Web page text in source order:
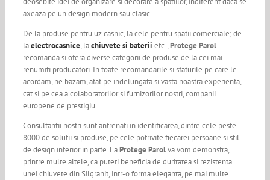
axeaza pe un design modern sau clasic.
De la produse pentru uz casnic, la cele pentru spatii comerciale; de
laelectrocasnice, lachiuvete si baterii etc.,Protege Parol
recomanda si ofera diverse categorii de produse de la cei mai
renumiti producatori. In toate recomandarile si sfaturile pe care le
acordam, ne bazam, atat pe indelungata si vasta noastra experienta,
cat si pe cea a colaboratorilor si furnizorilor nostri, companii
europene de prestigiu.
Consultantii nostri sunt antrenati in identificarea, dintre cele peste
8000 de solutii si produse, pe cele potrivite fiecarei persoane si stil
de design interior in parte. LaProtege Parolva vom demonstra,
printre multe altele, ca puteti beneficia de duritatea si rezistenta
unei chiuvete din Silgranit, intr-o forma eleganta, pe mai multe